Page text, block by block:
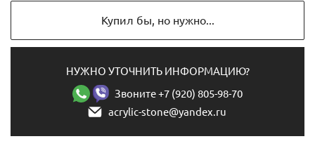
Купил бы, но нужно...
НУЖНО УТОЧНИТЬ ИНФОРМАЦИЮ?
Звоните +7 (920) 805-98-70
acrylic-stone@yandex.ru